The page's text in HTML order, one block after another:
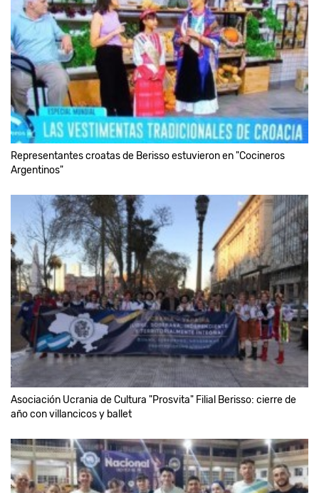
Representantes croatas de Berisso estuvieron en "Cocineros
Argentinos"
Asociación Ucrania de Cultura "Prosvita" Filial Berisso: cierre de
año con villancicos y ballet